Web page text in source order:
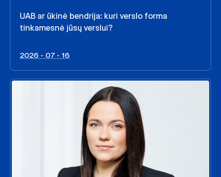
UAB ar ūkinė bendrija: kuri verslo forma
tinkamesnė jūsų verslui?
2026 - 07 - 16